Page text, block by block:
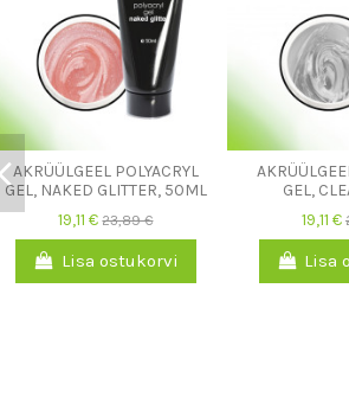
AKRÜÜLGEEL POLYACRYL
GEL, NAKED GLITTER, 50ML
19,11 €23,89 €
Lisa ostukorvi
GEL,
19,11 €
Lisa